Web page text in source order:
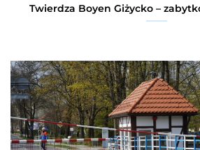
Twierdza Boyen Giżycko –